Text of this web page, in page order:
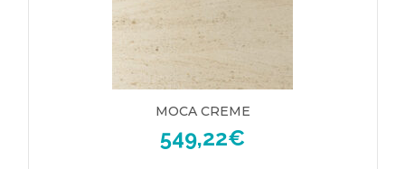
MOCA CREME
549,22€